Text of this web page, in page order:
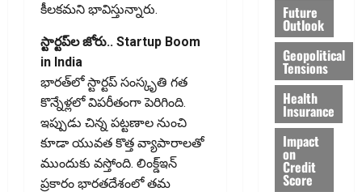
కీలకమని భావిస్తున్నారు.
స్టార్టప్‌ల జోరు.. Startup Boom
in India
భారత్‌లో స్టార్టప్‌ సంస్కృతి గత
కొన్నేళ్లలో విపరీతంగా పెరిగింది.
ఇప్పుడు చిన్న పట్టణాల నుంచి
కూడా యువత కొత్త వ్యాపారాలతో
ముందుకు వస్తోంది. లింక్డ్‌ఇన్‌
ప్రకారం భారతదేశంలో తమ
Future
Outlook
Geopolitical
Tensions
Health
Insurance
Impact
on
Credit
Score